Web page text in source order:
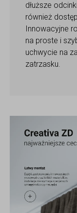
dłuższe
również
Innowacyjne
na proste i
uchwycie na
zatrzasku.